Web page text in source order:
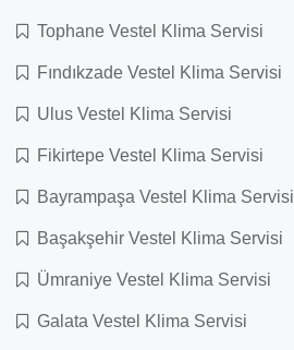
Tophane Vestel Klima Servisi
Fındıkzade Vestel Klima Servisi
Ulus Vestel Klima Servisi
Fikirtepe Vestel Klima Servisi
Bayrampaşa Vestel Klima Servisi
Başakşehir Vestel Klima Servisi
Ümraniye Vestel Klima Servisi
Galata Vestel Klima Servisi